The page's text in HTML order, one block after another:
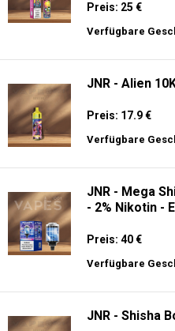
Preis: 25 €
Verfügbare
JNR - Alien
Preis: 17.9 €
Verfügbare
JNR - Mega
- 2% Nikotin -
Preis: 40 €
Verfügbare
JNR - Shisha